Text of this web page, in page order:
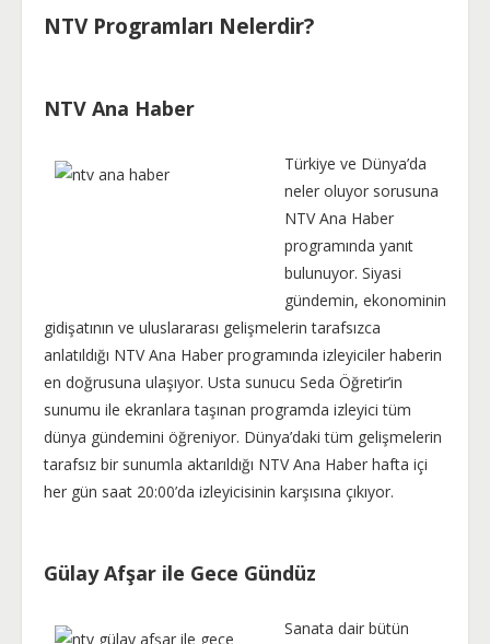
NTV Programları Nelerdir?
NTV Ana Haber
Türkiye ve Dünya’da
neler oluyor sorusuna
NTV Ana Haber
programında yanıt
bulunuyor. Siyasi
gündemin, ekonominin
gidişatının ve uluslararası gelişmelerin tarafsızca
anlatıldığı NTV Ana Haber programında izleyiciler haberin
en doğrusuna ulaşıyor. Usta sunucu Seda Öğretir’in
sunumu ile ekranlara taşınan programda izleyici tüm
dünya gündemini öğreniyor. Dünya’daki tüm gelişmelerin
tarafsız bir sunumla aktarıldığı NTV Ana Haber hafta içi
her gün saat 20:00’da izleyicisinin karşısına çıkıyor.
Gülay Afşar ile Gece Gündüz
Sanata dair bütün